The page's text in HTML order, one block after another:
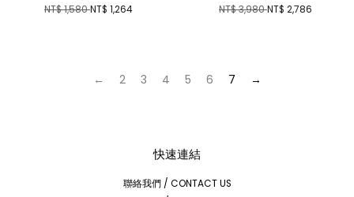
NT$ 1,580NT$ 1,264 NT$ 3,980NT$ 2,786
← 2 3 4 5 6 7 →
快速連結
聯絡我們 / CONTACT US